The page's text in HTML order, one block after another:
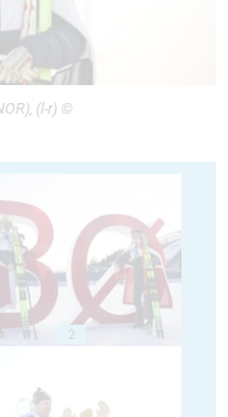
(l-r) ©
2